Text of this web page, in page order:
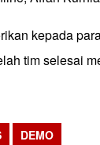
kepada
tim selesai
DEMO